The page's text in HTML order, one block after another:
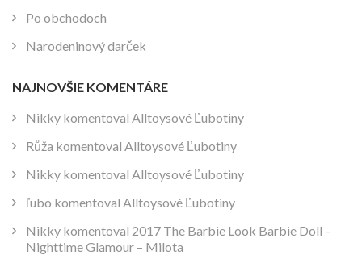
Po obchodoch
Narodeninový darček
NAJNOVŠIE KOMENTÁRE
Nikky komentoval Alltoysové Ľubotiny
Růža komentoval Alltoysové Ľubotiny
Nikky komentoval Alltoysové Ľubotiny
ľubo komentoval Alltoysové Ľubotiny
Nikky komentoval 2017 The Barbie Look Barbie Doll –
Nighttime Glamour – Milota